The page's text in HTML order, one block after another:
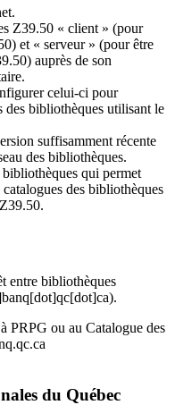
Z39.50 « client » (pour
et « serveur » (pour être
auprès de son
celui-ci pour
des bibliothèques utilisant le
suffisamment récente
des bibliothèques.
qui permet
des bibliothèques
entre bibliothèques
.
PRPG ou au Catalogue des
du Québec